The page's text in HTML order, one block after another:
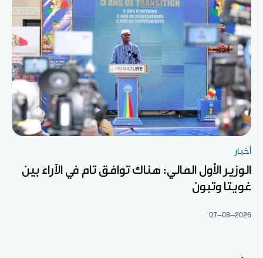
أخبار
الوزير الأول المالي: هناك توافق تام في الآراء بين
غويتا وتبون
07-08-2026